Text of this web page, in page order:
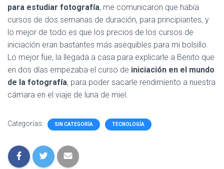
para estudiar fotografía, me comunicaron que había
cursos de dos semanas de duración, para principiantes, y
lo mejor de todo es que los precios de los cursos de
iniciación eran bastantes más asequibles para mi bolsillo.
Lo mejor fue, la llegada a casa para explicarle a Benito que
en dos días empezaba el curso de iniciación en el mundo
de la fotografía, para poder sacarle rendimiento a nuestra
cámara en el viaje de luna de miel.
Categorías: SIN CATEGORÍA TECNOLOGÍA